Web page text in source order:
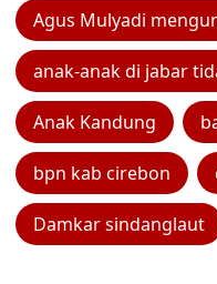
Agus Mulyadi
anak-anak di jabar
Anak Kandung
bpn kab cirebon
Damkar sindanglaut